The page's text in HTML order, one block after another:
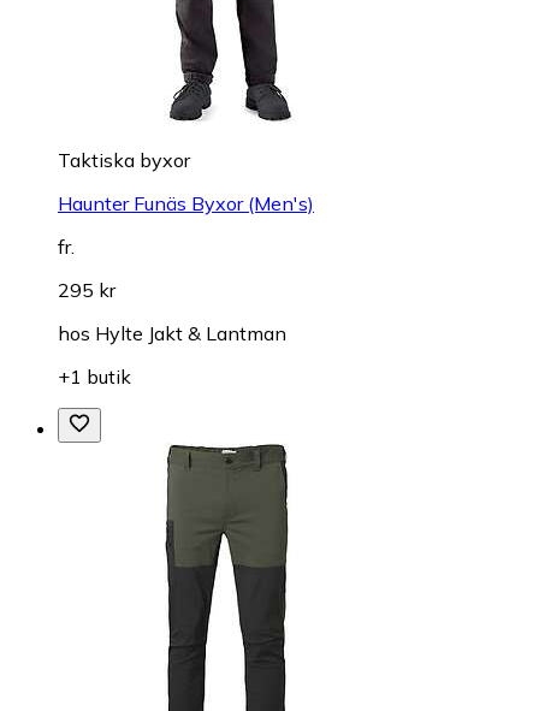
Taktiska byxor
Haunter Funäs Byxor (Men's)
fr.
295 kr
hos Hylte Jakt & Lantman
+1 butik